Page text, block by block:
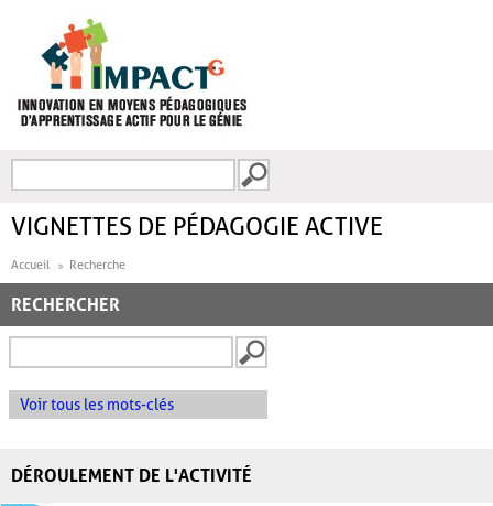
FORMULAIRE DE
VIGNETTES DE PÉDAGOGIE ACTIVE
Accueil Recherche
RECHERCHER
Voir tous les mots-clés
DÉROULEMENT DE L'ACTIVITÉ